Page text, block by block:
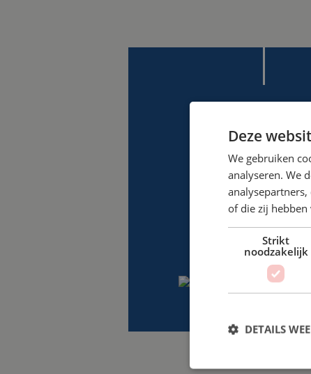
Deze
We gebruiken
analyseren. We
of die zij
Strikt
noodzakelijk
DETAILS